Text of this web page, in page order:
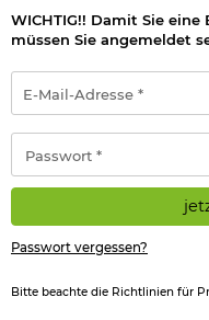
Umgang mit Druckluft-,
Herstellerinformationen
Verantwortliche Person
WICHTIG!! Damit Sie
müssen Sie angemeldet
Mail-
Adresse
*
Passwort vergessen?
Bitte beachte die Richtlinien für